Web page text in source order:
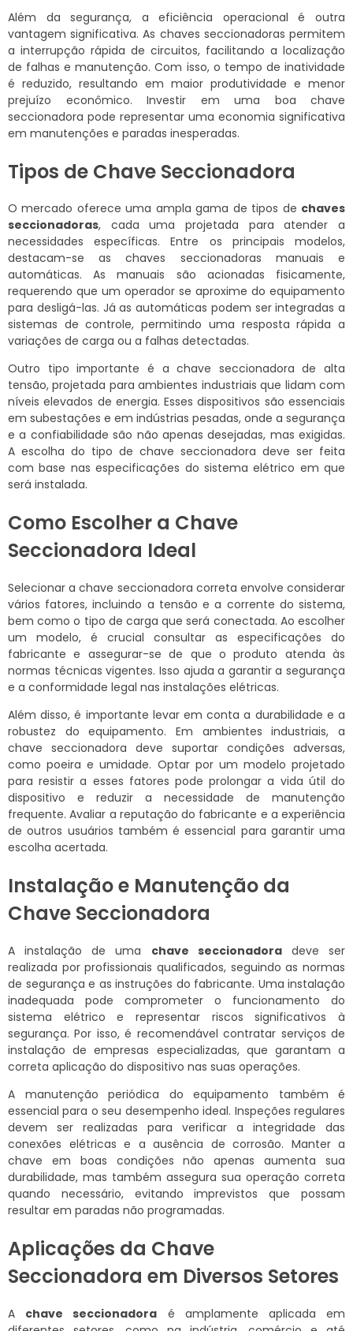
Além da segurança, a eficiência operacional é outra
vantagem significativa. As chaves seccionadoras permitem
a interrupção rápida de circuitos, facilitando a localização
de falhas e manutenção. Com isso, o tempo de inatividade
é reduzido, resultando em maior produtividade e menor
prejuízo econômico. Investir em uma boa chave
seccionadora pode representar uma economia significativa
em manutenções e paradas inesperadas.
Tipos de Chave Seccionadora
O mercado oferece uma ampla gama de tipos de chaves
seccionadoras, cada uma projetada para atender a
necessidades específicas. Entre os principais modelos,
destacam-se as chaves seccionadoras manuais e
automáticas. As manuais são acionadas fisicamente,
requerendo que um operador se aproxime do equipamento
para desligá-las. Já as automáticas podem ser integradas a
sistemas de controle, permitindo uma resposta rápida a
variações de carga ou a falhas detectadas.
Outro tipo importante é a chave seccionadora de alta
tensão, projetada para ambientes industriais que lidam com
níveis elevados de energia. Esses dispositivos são essenciais
em subestações e em indústrias pesadas, onde a segurança
e a confiabilidade são não apenas desejadas, mas exigidas.
A escolha do tipo de chave seccionadora deve ser feita
com base nas especificações do sistema elétrico em que
será instalada.
Como Escolher a Chave
Seccionadora Ideal
Selecionar a chave seccionadora correta envolve considerar
vários fatores, incluindo a tensão e a corrente do sistema,
bem como o tipo de carga que será conectada. Ao escolher
um modelo, é crucial consultar as especificações do
fabricante e assegurar-se de que o produto atenda às
normas técnicas vigentes. Isso ajuda a garantir a segurança
e a conformidade legal nas instalações elétricas.
Além disso, é importante levar em conta a durabilidade e a
robustez do equipamento. Em ambientes industriais, a
chave seccionadora deve suportar condições adversas,
como poeira e umidade. Optar por um modelo projetado
para resistir a esses fatores pode prolongar a vida útil do
dispositivo e reduzir a necessidade de manutenção
frequente. Avaliar a reputação do fabricante e a experiência
de outros usuários também é essencial para garantir uma
escolha acertada.
Instalação e Manutenção da
Chave Seccionadora
A instalação de uma chave seccionadoradeve ser
realizada por profissionais qualificados, seguindo as normas
de segurança e as instruções do fabricante. Uma instalação
inadequada pode comprometer o funcionamento do
sistema elétrico e representar riscos significativos à
segurança. Por isso, é recomendável contratar serviços de
instalação de empresas especializadas, que garantam a
correta aplicação do dispositivo nas suas operações.
A manutenção periódica do equipamento também é
essencial para o seu desempenho ideal. Inspeções regulares
devem ser realizadas para verificar a integridade das
conexões elétricas e a ausência de corrosão. Manter a
chave em boas condições não apenas aumenta sua
durabilidade, mas também assegura sua operação correta
quando necessário, evitando imprevistos que possam
resultar em paradas não programadas.
Aplicações da Chave
Seccionadora em Diversos Setores
A chave seccionadora é amplamente aplicada em